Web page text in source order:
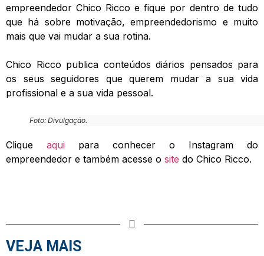
empreendedor Chico Ricco e fique por dentro de tudo
que há sobre motivação, empreendedorismo e muito
mais que vai mudar a sua rotina.
Chico Ricco publica conteúdos diários pensados para
os seus seguidores que querem mudar a sua vida
profissional e a sua vida pessoal.
Foto: Divulgação.
Clique aqui para conhecer o Instagram do
empreendedor e também acesse o site do Chico Ricco.
VEJA MAIS